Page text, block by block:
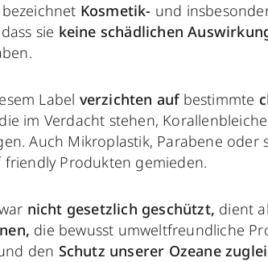
bezeichnet Kosmetik- und
sie keine schädlichen
Label verzichten aufbestimmte
im Verdacht stehen,
Auch Mikroplastik, Parabene oder
Produkten gemieden.
nicht gesetzlich geschützt, dient
die bewusst umweltfreundliche
den Schutz unserer Ozeane